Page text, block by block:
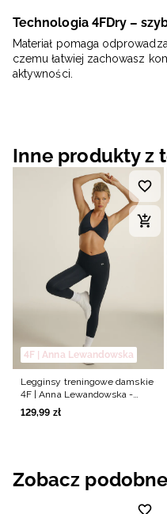
Technologia 4FDry –
Materiał pomaga
czemu łatwiej zachowasz
aktywności.
Inne produkty z
4F | Anna Lewandowska
Legginsy treningowe damskie
4F | Anna Lewandowska -
czarne
129,99 zł
Zobacz